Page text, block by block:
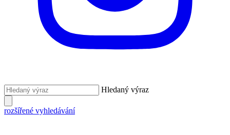
Hledaný výraz
rozšířené vyhledávání